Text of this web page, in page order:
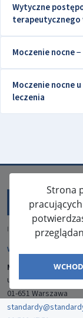
Wytyczne
terapeutycznego
Moczenie nocne
Moczenie nocne
leczenia
Strona
ISSN: 2080-5438
WYDAWCA
Media-Press Sp. z
ul. Gwiaździsta 7B/8
01-651 Warszawa